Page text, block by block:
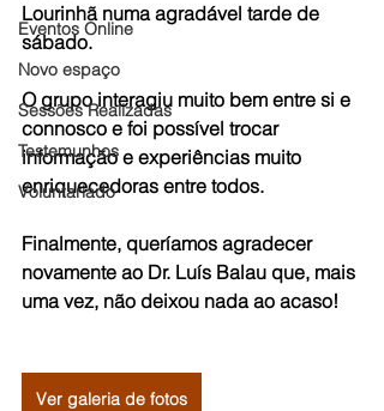
Eventos Online
Novo espaço
Sessões Realizadas
Testemunhos
Voluntariado
Lourinhã numa agradável tarde de
sábado.
O grupo interagiu muito bem entre si e
connosco e foi possível trocar
informação e experiências muito
enriquecedoras entre todos.
Finalmente, queríamos agradecer
novamente ao Dr. Luís Balau que, mais
uma vez, não deixou nada ao acaso!
Ver galeria de fotos